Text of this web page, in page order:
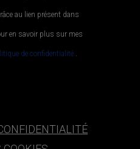
au lien présent dans
en savoir plus sur mes
de confidentialité.